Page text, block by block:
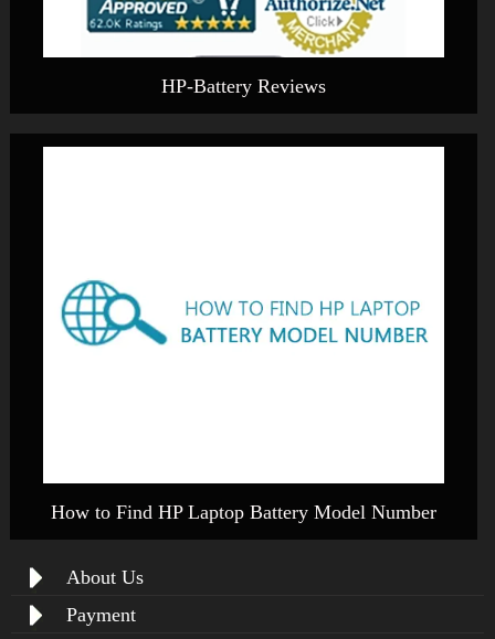
HP-Battery Reviews
How to Find HP Laptop Battery Model Number
About Us
Payment